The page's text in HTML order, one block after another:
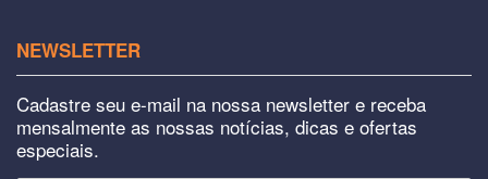
NEWSLETTER
Cadastre seu e-mail na nossa newsletter e receba
mensalmente as nossas notícias, dicas e ofertas
especiais.